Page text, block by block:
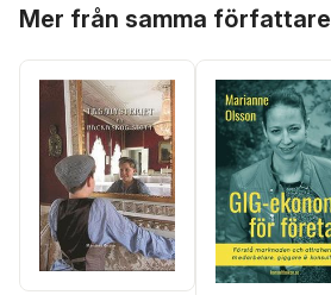
Mer från samma författare